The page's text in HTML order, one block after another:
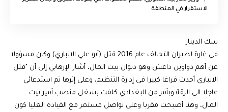
الاستقرار في المنطقة
سك الدينار
في غارة لطيران التحالف عام 2016 قتل (أبو علي الانباري) وكان مسؤولا
عن أهم دواوين داعش وهو ديوان بيت المال، أشار الإرهابي إلى أن "قتل
الانباري أحدث فراغا كبيرا في إدارة التنظيم، وعلى إثرها تم استدعائي
عاجلا الى الرقة وبأمر من البغدادي كلفت بشغل منصب أمير بيت
المال، وهنا أصبحت مقربا وعلى تواصل مستمر مع القيادة العليا كون